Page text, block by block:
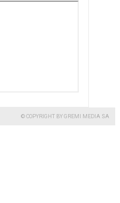
© COPYRIGHT BY GREMI MEDIA SA